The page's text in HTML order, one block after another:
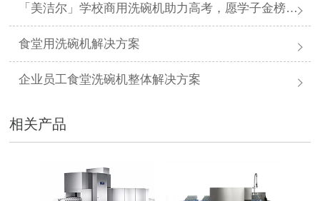
「美洁尔」学校商用洗碗机助力高考，愿学子金榜题名
食堂用洗碗机解决方案
企业员工食堂洗碗机整体解决方案
相关产品